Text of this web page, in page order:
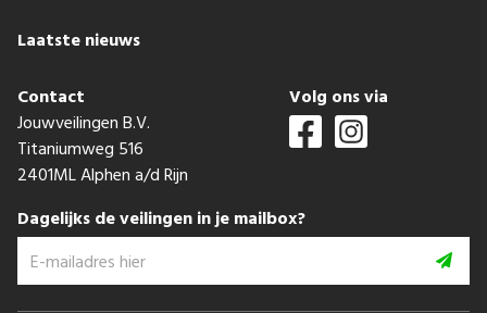
Laatste nieuws
Contact
Jouwveilingen B.V.
Titaniumweg 516
2401ML Alphen a/d Rijn
Volg ons via
Dagelijks de veilingen in je mailbox?